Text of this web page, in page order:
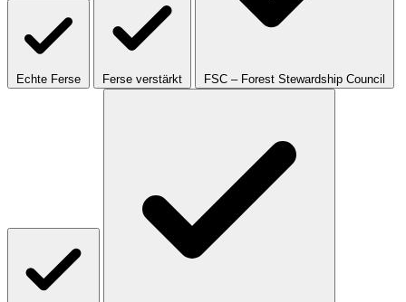
Echte Ferse Ferse verstärkt FSC – Forest Stewardship Council